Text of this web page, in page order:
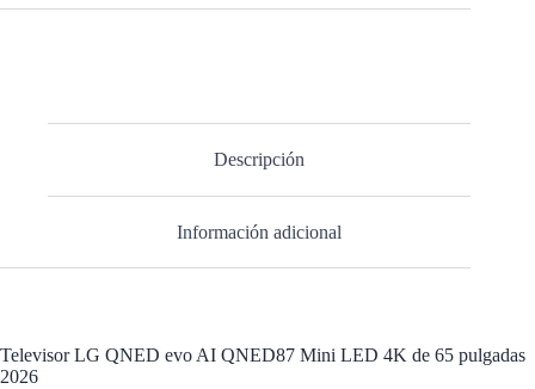
Descripción
Información adicional
Televisor LG QNED evo AI QNED87 Mini LED 4K de 65 pulgadas
2026